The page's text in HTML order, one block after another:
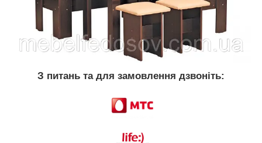
З питань та для замовлення дзвоніть: